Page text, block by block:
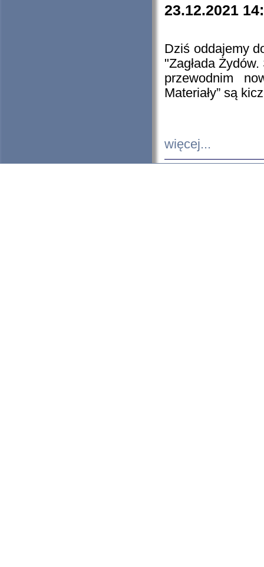
23.12.2021
Dziś oddajemy
"Zagłada
przewodnim
Materiały” są
więcej...